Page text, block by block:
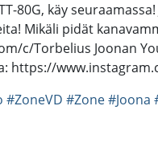
80G, käy
Mikäli pidät
c/Torbelius Joonan
https://
#ZoneVD #Zone#Joona